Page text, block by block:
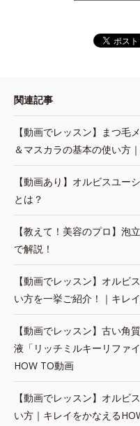
関連記事
【動画でレッスン】まつ毛
＆マスカラの基本の使い方
【動画あり】オルビスユー
とは？
【教えて！美容のプロ】泡
で解説！
【動画でレッスン】オルビ
い方を一挙ご紹介！｜キレ
【動画でレッスン】古い角
液「リッチミルキーリファ
HOW TO動画
【動画でレッスン】オルビ
い方｜キレイをかなえる